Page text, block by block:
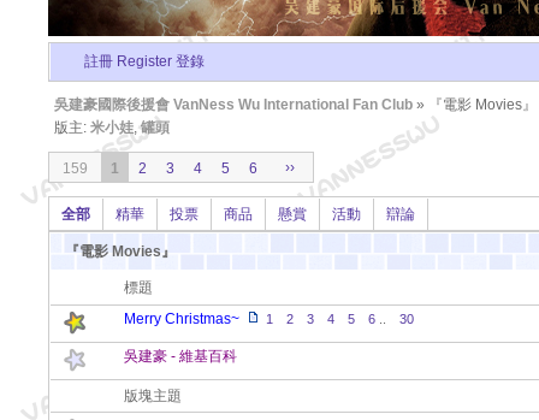
註冊 Register 登錄
吳建豪國際後援會 VanNess Wu International Fan Club » 『電影 Movies』
版主: 米小娃,罐頭
159 1 2 3 4 5 6 ››
全部 精華 投票 商品 懸賞 活動 辯論
『電影 Movies』
標題
Merry Christmas~
1 2 3 4 5 6 30
吳建豪 - 維基百科
版塊主題